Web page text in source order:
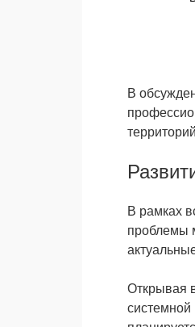
В
В рамках
проблемы
Открывая